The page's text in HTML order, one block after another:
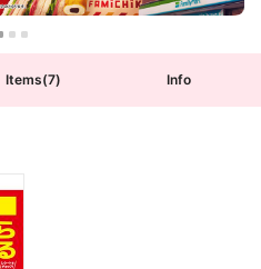
Items(7) Info